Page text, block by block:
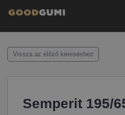
Vissza az előző kereséshez
Semperit 195/